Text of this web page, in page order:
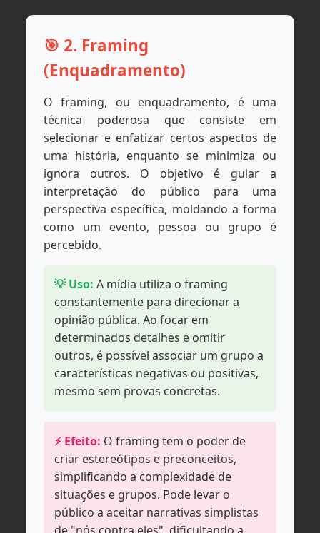
🎯 2. Framing
(Enquadramento)
O framing, ou enquadramento, é uma
técnica poderosa que consiste em
selecionar e enfatizar certos aspectos de
uma história, enquanto se minimiza ou
ignora outros. O objetivo é guiar a
interpretação do público para uma
perspectiva específica, moldando a forma
como um evento, pessoa ou grupo é
percebido.
💡 Uso: A mídia utiliza o framing
constantemente para direcionar a
opinião pública. Ao focar em
determinados detalhes e omitir
outros, é possível associar um grupo a
características negativas ou positivas,
mesmo sem provas concretas.
⚡ Efeito: O framing tem o poder de
criar estereótipos e preconceitos,
simplificando a complexidade de
situações e grupos. Pode levar o
público a aceitar narrativas simplistas